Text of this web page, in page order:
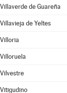
Villaverde de Guareña
Villavieja de Yeltes
Villoria
Villoruela
Vilvestre
Vitigudino